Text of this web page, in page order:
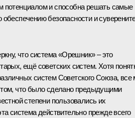
потенциалом и способна решать самые
безопасности и
что система «Орешник» – это
ещё советских систем. Хотя
систем Советского Союза, все
что было сделано предыдущими
степени пользовались их
система действительно прежде всего